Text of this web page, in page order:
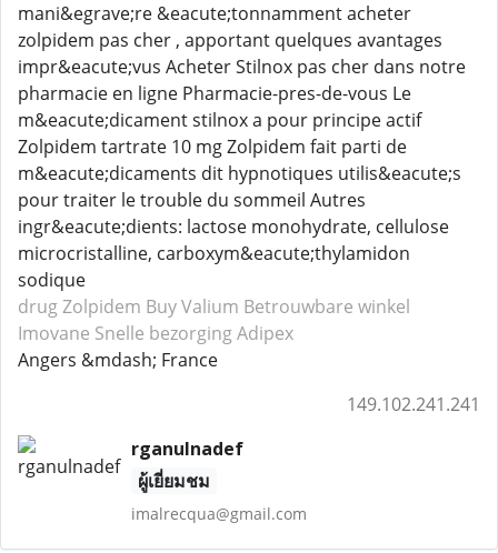
mani&egrave;re &eacute;tonnamment acheter
zolpidem pas cher , apportant quelques avantages
impr&eacute;vus Acheter Stilnox pas cher dans notre
pharmacie en ligne Pharmacie-pres-de-vous Le
m&eacute;dicament stilnox a pour principe actif
Zolpidem tartrate 10 mg Zolpidem fait parti de
m&eacute;dicaments dit hypnotiques utilis&eacute;s
pour traiter le trouble du sommeil Autres
ingr&eacute;dients: lactose monohydrate, cellulose
microcristalline, carboxym&eacute;thylamidon
sodique
drug Zolpidem Buy Valium Betrouwbare winkel
Imovane Snelle bezorging Adipex
Angers &mdash; France
149.102.241.241
rganulnadef
ผู้เยี่ยมชม
imalrecqua@gmail.com